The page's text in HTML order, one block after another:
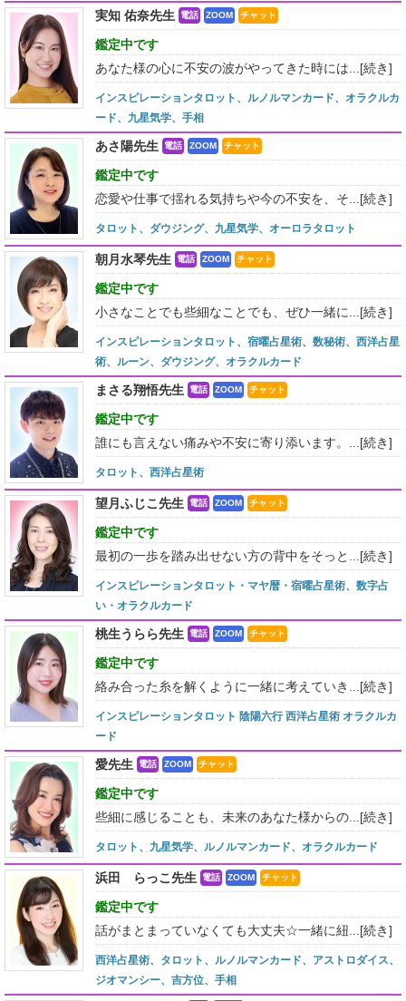
実知 佑奈先生 電話 ZOOM チャット
鑑定中です
あなた様の心に不安の波がやってきた時には... [続き]
インスピレーションタロット、ルノルマンカード、オラクルカ
ード、九星気学、手相
あさ陽先生 電話 ZOOM チャット
鑑定中です
恋愛や仕事で揺れる気持ちや今の不安を、そ... [続き]
タロット、ダウジング、九星気学、オーロラタロット
朝月水琴先生 電話 ZOOM チャット
鑑定中です
小さなことでも些細なことでも、ぜひ一緒に... [続き]
インスピレーションタロット、宿曜占星術、数秘術、西洋占星
術、ルーン、ダウジング、オラクルカード
まさる翔悟先生 電話 ZOOM チャット
鑑定中です
誰にも言えない痛みや不安に寄り添います。... [続き]
タロット、西洋占星術
望月ふじこ先生 電話 ZOOM チャット
鑑定中です
最初の一歩を踏み出せない方の背中をそっと... [続き]
インスピレーションタロット・マヤ暦・宿曜占星術、数字占
い・オラクルカード
桃生うらら先生 電話 ZOOM チャット
鑑定中です
絡み合った糸を解くように一緒に考えていき... [続き]
インスピレーションタロット 陰陽六行 西洋占星術 オラクルカ
ード
愛先生 電話 ZOOM チャット
鑑定中です
些細に感じることも、未来のあなた様からの... [続き]
タロット、九星気学、ルノルマンカード、オラクルカード
浜田 らっこ先生 電話 ZOOM チャット
鑑定中です
話がまとまっていなくても大丈夫☆一緒に紐... [続き]
西洋占星術、タロット、ルノルマンカード、アストロダイス、
ジオマンシー、吉方位、手相